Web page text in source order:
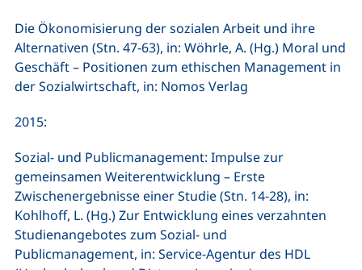
Die Ökonomisierung der sozialen Arbeit und ihre
Alternativen (Stn. 47-63), in: Wöhrle, A. (Hg.) Moral und
Geschäft – Positionen zum ethischen Management in
der Sozialwirtschaft, in: Nomos Verlag
2015:
Sozial- und Publicmanagement: Impulse zur
gemeinsamen Weiterentwicklung – Erste
Zwischenergebnisse einer Studie (Stn. 14-28), in:
Kohlhoff, L. (Hg.) Zur Entwicklung eines verzahnten
Studienangebotes zum Sozial- und
Publicmanagement, in: Service-Agentur des HDL